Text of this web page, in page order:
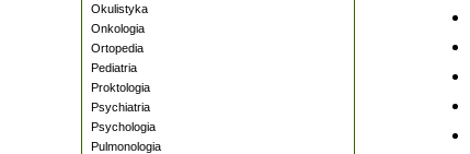
Okulistyka
Onkologia
Ortopedia
Pediatria
Proktologia
Psychiatria
Psychologia
Pulmonologia